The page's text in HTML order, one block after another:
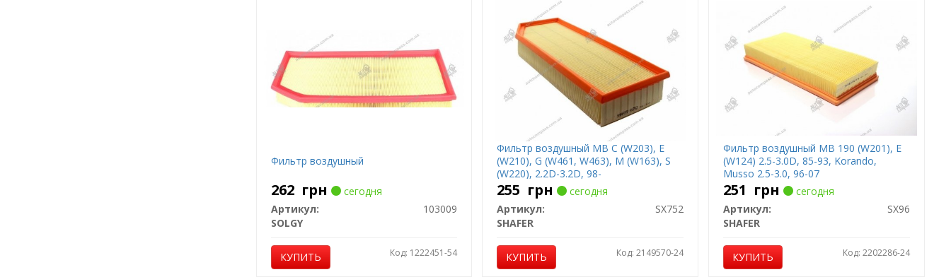
Фильтр воздушный
262 грн
сегодня
Артикул:
103009
SOLGY
КУПИТЬ Код: 1222451-54
Фильтр воздушный MB C (W203), E
(W210), G (W461, W463), M (W163), S
(W220), 2.2D-3.2D, 98-
255 грн
сегодня
Артикул:
SX752
SHAFER
КУПИТЬ Код: 2149570-24
Фильтр воздушный MB 190 (W201), E
(W124) 2.5-3.0D, 85-93, Korando,
Musso 2.5-3.0, 96-07
251 грн
сегодня
Артикул:
SX96
SHAFER
КУПИТЬ Код: 2202286-24